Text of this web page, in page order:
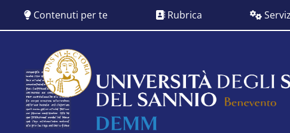
contenuto
Contenuti per te Rubrica